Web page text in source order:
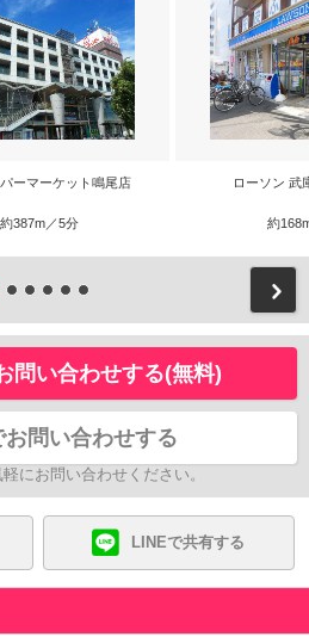
ーマーケット鳴尾店
約387m／5分
ローソン 武
約
問い合わせする(無料)
お問い合わせする
にお問い合わせください。
LINEで共有する